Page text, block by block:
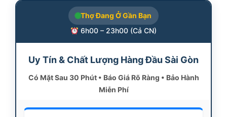
Thợ Đang Ở Gần Bạn
6h00 – 23h00 (Cả CN)
Uy Tín & Chất Lượng Hàng Đầu Sài Gòn
Có Mặt Sau 30 Phút • Báo Giá Rõ Ràng • Bảo Hành
Miễn Phí